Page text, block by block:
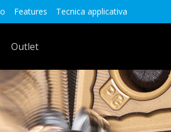
Features Tecnica applicativa
Outlet